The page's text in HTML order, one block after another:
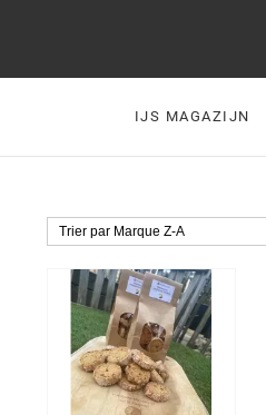
IJS MAGAZIJN